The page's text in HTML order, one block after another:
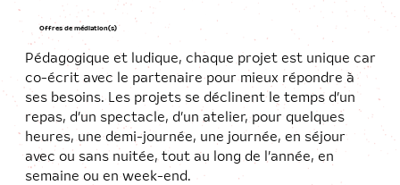
Offres de médiation(s)
Pédagogique et ludique, chaque projet est unique car
co-écrit avec le partenaire pour mieux répondre à
ses besoins. Les projets se déclinent le temps d’un
repas, d’un spectacle, d’un atelier, pour quelques
heures, une demi-journée, une journée, en séjour
avec ou sans nuitée, tout au long de l’année, en
semaine ou en week-end.